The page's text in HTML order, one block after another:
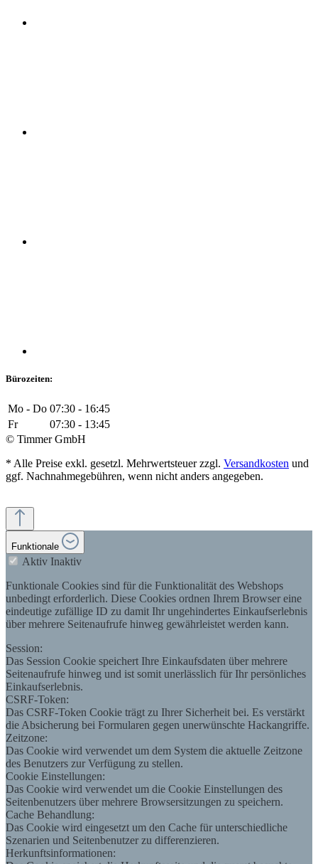
Bürozeiten:
Mo - Do 07:30 - 16:45
Fr
07:30 - 13:45
© Timmer GmbH
* Alle Preise exkl. gesetzl. Mehrwertsteuer zzgl. Versandkosten und
ggf. Nachnahmegebühren, wenn nicht anders angegeben.
Funktionale
Aktiv Inaktiv
Funktionale Cookies sind für die Funktionalität des Webshops
unbedingt erforderlich. Diese Cookies ordnen Ihrem Browser eine
eindeutige zufällige ID zu damit Ihr ungehindertes Einkaufserlebnis
über mehrere Seitenaufrufe hinweg gewährleistet werden kann.
Session:
Das Session Cookie speichert Ihre Einkaufsdaten über mehrere
Seitenaufrufe hinweg und ist somit unerlässlich für Ihr persönliches
Einkaufserlebnis.
CSRF-Token:
Das CSRF-Token Cookie trägt zu Ihrer Sicherheit bei. Es verstärkt
die Absicherung bei Formularen gegen unerwünschte Hackangriffe.
Zeitzone:
Das Cookie wird verwendet um dem System die aktuelle Zeitzone
des Benutzers zur Verfügung zu stellen.
Cookie Einstellungen:
Das Cookie wird verwendet um die Cookie Einstellungen des
Seitenbenutzers über mehrere Browsersitzungen zu speichern.
Cache Behandlung:
Das Cookie wird eingesetzt um den Cache für unterschiedliche
Szenarien und Seitenbenutzer zu differenzieren.
Herkunftsinformationen: